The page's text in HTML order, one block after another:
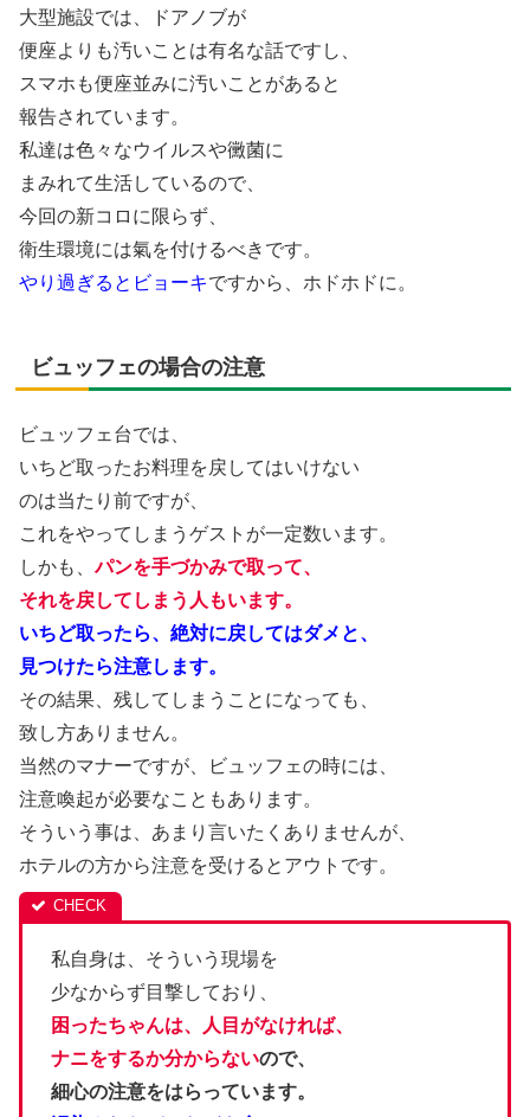
大型施設では、ドアノブが
便座よりも汚いことは有名な話ですし、
スマホも便座並みに汚いことがあると
報告されています。
私達は色々なウイルスや黴菌に
まみれて生活しているので、
今回の新コロに限らず、
衛生環境には氣を付けるべきです。
やり過ぎるとビョーキですから、ホドホドに。
ビュッフェの場合の注意
ビュッフェ台では、
いちど取ったお料理を戻してはいけない
のは当たり前ですが、
これをやってしまうゲストが一定数います。
しかも、パンを手づかみで取って、
それを戻してしまう人もいます。
いちど取ったら、絶対に戻してはダメと、
見つけたら注意します。
その結果、残してしまうことになっても、
致し方ありません。
当然のマナーですが、ビュッフェの時には、
注意喚起が必要なこともあります。
そういう事は、あまり言いたくありませんが、
ホテルの方から注意を受けるとアウトです。
私自身は、そういう現場を
少なからず目撃しており、
困ったちゃんは、人目がなければ、
ナニをするか分からないので、
細心の注意をはらっています。